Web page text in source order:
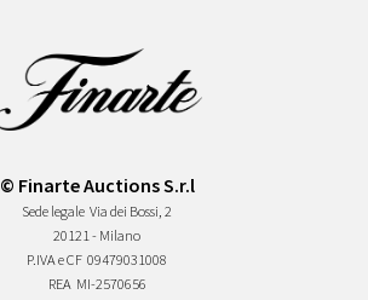
© Finarte Auctions S.r.l
Sede legale Via dei Bossi, 2
20121 - Milano
P.IVA e CF 09479031008
REA MI-2570656